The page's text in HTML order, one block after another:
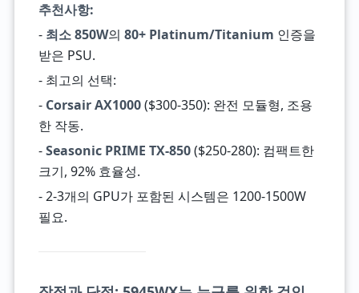
추천사항:
- 최소 850W의 80+ Platinum/Titanium 인증을
받은 PSU.
- 최고의 선택:
- Corsair AX1000($300-350): 완전 모듈형, 조용
한 작동.
-Seasonic PRIME TX-850($250-280): 컴팩트한
크기, 92% 효율성.
- 2-3개의 GPU가 포함된 시스템은 1200-1500W
필요.